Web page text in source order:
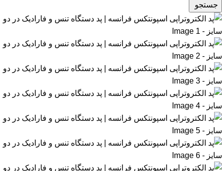
جستجو